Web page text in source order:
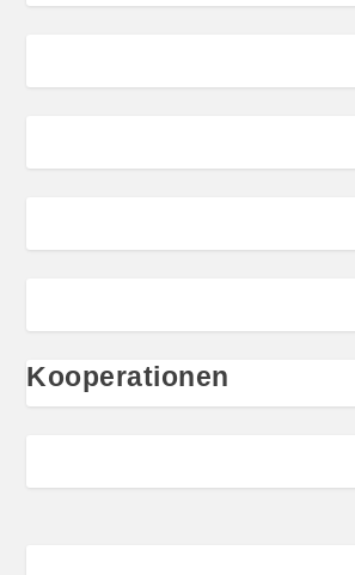
Kooperationen